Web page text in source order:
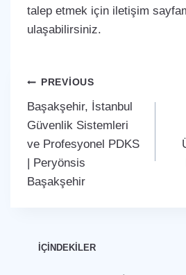
talep etmek için iletişim
ulaşabilirsiniz.
Yazı
gezinmesi
PREVIOUS
Başakşehir, İstanbul
Güvenlik Sistemleri
ve Profesyonel PDKS
| Peryönsis
Başakşehir
İÇİNDEKİLER